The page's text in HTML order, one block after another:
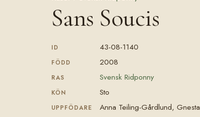
Sans Soucis
ID 43-08-1140
FÖDD 2008
RAS Svensk Ridponny
KÖN Sto
UPPFÖDARE Anna Teiling-Gårdlund, Gnesta